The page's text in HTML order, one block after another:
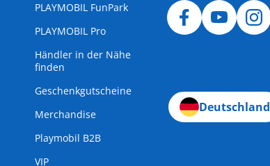
PLAYMOBIL FunPark
PLAYMOBIL Pro
Händler in der Nähe
finden
Geschenkgutscheine
Merchandise
Playmobil B2B
VIP
Deutschland